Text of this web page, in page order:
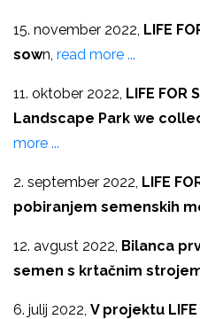
15. november 2022, LIFE
sown, read more ...
11. oktober 2022, LIFE FOR
Landscape Park we
more ...
2. september 2022, LIFE
pobiranjem semenskih
12. avgust 2022, Bilanca
semen s krtačnim
6. julij 2022, V projektu LIFE